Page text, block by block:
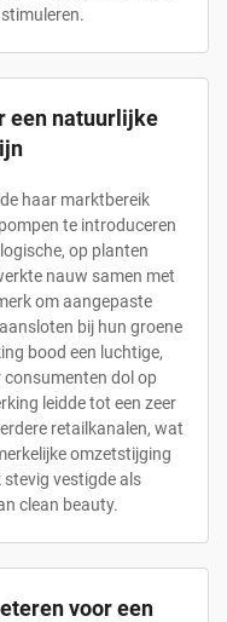
een natuurlijke
haar marktbereik
te introduceren
op planten
nauw samen met
om aangepaste
bij hun groene
bood een luchtige,
dol op
leidde tot een zeer
retailkanalen, wat
omzetstijging
stevig vestigde als
clean beauty.
voor een